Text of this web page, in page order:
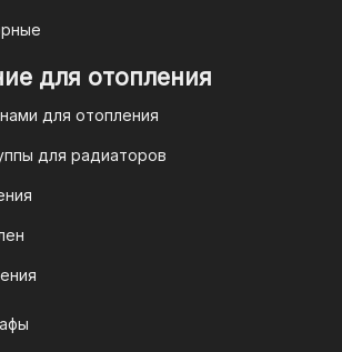
и ИП необходимо
с оптовым отделом
почту
и условия гарантии
для отопления
для отопления
для радиаторов